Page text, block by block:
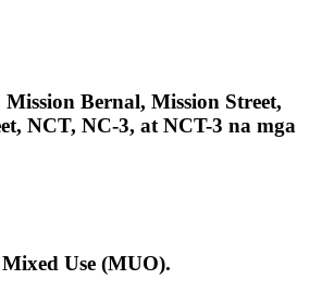
Bernal, Mission Street,
NCT, NC-3, at NCT-3 na mga
Use (MUO).